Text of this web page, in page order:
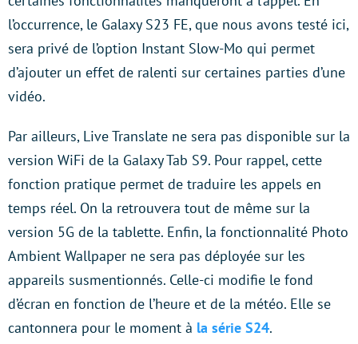
l’occurrence, le Galaxy S23 FE, que nous avons testé ici,
sera privé de l’option Instant Slow-Mo qui permet
d’ajouter un effet de ralenti sur certaines parties d’une
vidéo.
Par ailleurs, Live Translate ne sera pas disponible sur la
version WiFi de la Galaxy Tab S9. Pour rappel, cette
fonction pratique permet de traduire les appels en
temps réel. On la retrouvera tout de même sur la
version 5G de la tablette. Enfin, la fonctionnalité Photo
Ambient Wallpaper ne sera pas déployée sur les
appareils susmentionnés. Celle-ci modifie le fond
d’écran en fonction de l’heure et de la météo. Elle se
cantonnera pour le moment à la série S24.